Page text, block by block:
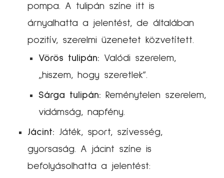
pompa. A tulipán színe itt is
árnyalhatta a jelentést, de általában
pozitív, szerelmi üzenetet közvetített.
Vörös tulipán: Valódi szerelem,
„hiszem, hogy szeretlek”.
Sárga tulipán: Reménytelen szerelem,
vidámság, napfény.
Jácint: Játék, sport, szívesség,
gyorsaság. A jácint színe is
befolyásolhatta a jelentést: